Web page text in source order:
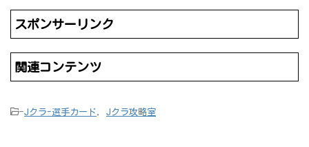
スポンサーリンク
関連コンテンツ
-Jクラ-選手カード , Jクラ攻略室